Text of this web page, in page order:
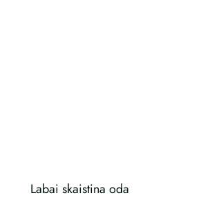
Labai skaistina oda